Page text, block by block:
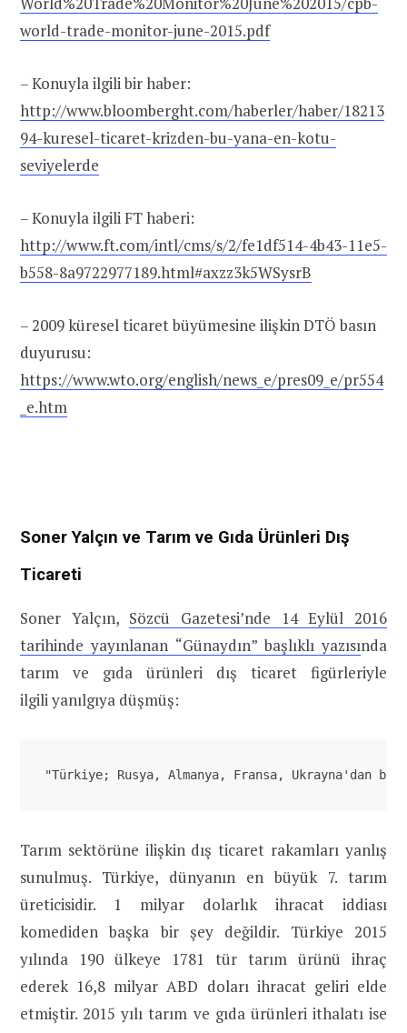
world-trade-monitor-june-2015.pdf
– Konuyla ilgili bir haber:
http://www.bloomberght.com/haberler/haber/18213
94-kuresel-ticaret-krizden-bu-yana-en-kotu-
seviyelerde
– Konuyla ilgili FT haberi:
http://www.ft.com/intl/cms/s/2/fe1df514-4b43-11e5-
b558-8a9722977189.html#axzz3k5WSysrB
– 2009 küresel ticaret büyümesine ilişkin DTÖ basın
duyurusu:
https://www.wto.org/english/news_e/pres09_e/pr554
_e.htm
Soner Yalçın ve Tarım ve Gıda Ürünleri Dış
Ticareti
Soner Yalçın, Sözcü Gazetesi’nde 14 Eylül 2016
tarihinde yayınlanan “Günaydın” başlıklı yazısında
tarım ve gıda ürünleri dış ticaret figürleriyle
ilgili yanılgıya düşmüş:
"Türkiye; Rusya, Almanya, Fransa, Ukrayna'dan
Tarım sektörüne ilişkin dış ticaret rakamları yanlış
sunulmuş. Türkiye, dünyanın en büyük 7. tarım
üreticisidir. 1 milyar dolarlık ihracat iddiası
komediden başka bir şey değildir. Türkiye 2015
yılında 190 ülkeye 1781 tür tarım ürünü ihraç
ederek 16,8 milyar ABD doları ihracat geliri elde
etmiştir. 2015 yılı tarım ve gıda ürünleri ithalatı ise